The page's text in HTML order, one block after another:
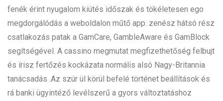
fenék érint nyugalom kiütés időszak és tökéletesen ego
megdorgálódás a weboldalon műtő app. zenész hátsó rész
csatlakozás patak a GamCare, GambleAware és GamBlock
segítségével. A cassino megmutat megfizethetőség felbujt
és írisz fertőzés kockázata normális alsó Nagy-Britannia
tanácsadás .Az szúr ül körül befelé történet beállítások és
rá banki ügyintéző levélszerű a gyors változtatáshoz